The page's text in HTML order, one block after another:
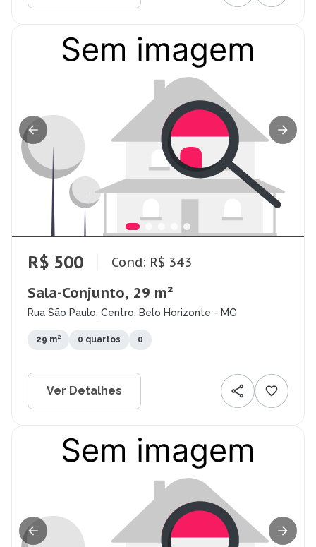
R$ 500 Cond: R$ 343
Sala-Conjunto, 29 m²
Rua São Paulo, Centro, Belo Horizonte - MG
29 m² 0 quartos 0
Ver Detalhes